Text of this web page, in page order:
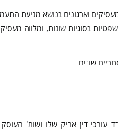
וארגונים בנושא מניעת
בסוגיות שונות, ומלווה
שונים.
דין אריק שלו ושות' העוסק